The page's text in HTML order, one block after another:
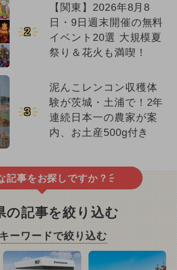
2
【関東】2026年8月8
日・9日週末開催の無料
イベント20選 大規模夏
祭り＆花火も満喫！
3
泥んこレンコン収穫体
験が茨城・土浦で！2年
連続日本一の農家が案
内、お土産500g付き
記事をお探しですか？
の記事を絞り込む
ーワードで絞り込む